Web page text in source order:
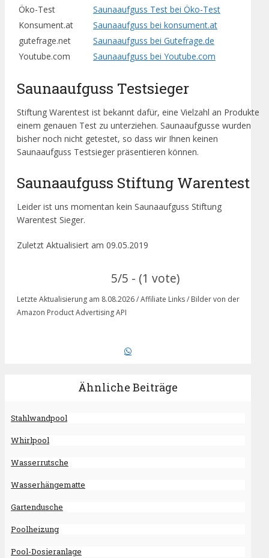
Öko-Test
Saunaaufguss Test bei Öko-Test
Konsument.at
Saunaaufguss bei konsument.at
gutefrage.net
Saunaaufguss bei Gutefrage.de
Youtube.com
Saunaaufguss bei Youtube.com
Saunaaufguss Testsieger
Stiftung Warentest ist bekannt dafür, eine Vielzahl an Produkte
einem genauen Test zu unterziehen. Saunaaufgusse wurden
bisher noch nicht getestet, so dass wir Ihnen keinen
Saunaaufguss Testsieger präsentieren können.
Saunaaufguss Stiftung Warentest
Leider ist uns momentan kein Saunaaufguss Stiftung
Warentest Sieger.
Zuletzt Aktualisiert am 09.05.2019
5/5 - (1 vote)
Letzte Aktualisierung am 8.08.2026 / Affiliate Links / Bilder von der
Amazon Product Advertising API
Ähnliche Beiträge
Stahlwandpool
Whirlpool
Wasserrutsche
Wasserhängematte
Gartendusche
Poolheizung
Pool-Dosieranlage